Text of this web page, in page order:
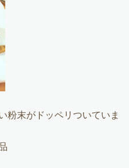
粉末がドッペリついていま